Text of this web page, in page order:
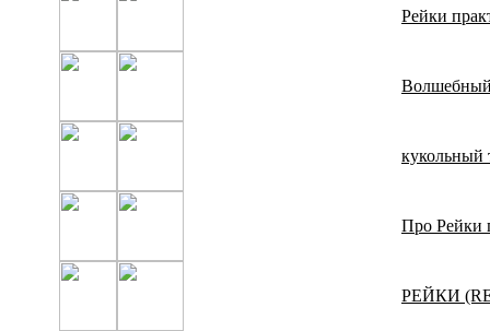
Рейки
Волшебный
кукольный
Про Рейки
РЕЙКИ